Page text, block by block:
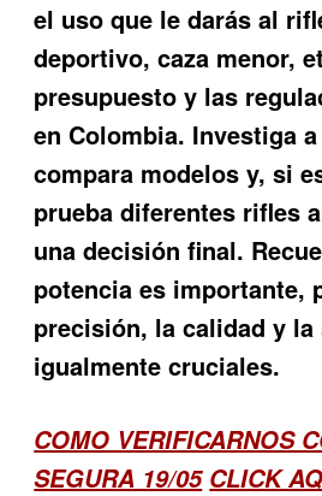
el uso que le darás al
deportivo, caza menor,
presupuesto y las
en Colombia. Investiga
compara modelos y, si
prueba diferentes rifles
una decisión final.
potencia es importante,
precisión, la calidad y la
igualmente cruciales.
COMO VERIFICARNOS
SEGURA 19/05 CLICK